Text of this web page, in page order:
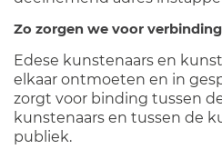
Zo zorgen we voor verbinding
Edese kunstenaars en
elkaar ontmoeten en in
zorgt voor binding tussen
kunstenaars en tussen de
publiek.